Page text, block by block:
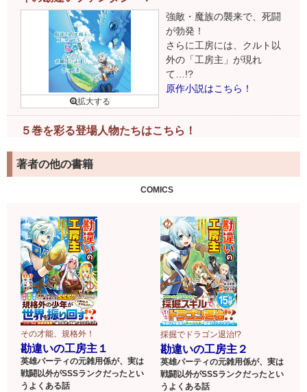
強敵・魔族の襲来で、死闘
が勃発！
さらに工房には、クルト以
外の「工房主」が現れ
て…!?
原作小説はこちら！
５巻を彩る登場人物たちはこちら！
著者の他の書籍
COMICS
その才能、規格外！
勘違いの工房主１
英雄パーティの元雑用係が、実は
戦闘以外がSSSランクだったとい
うよくある話
採掘でドラゴン退治!?
勘違いの工房主２
英雄パーティの元雑用係が、実は
戦闘以外がSSSランクだったとい
うよくある話